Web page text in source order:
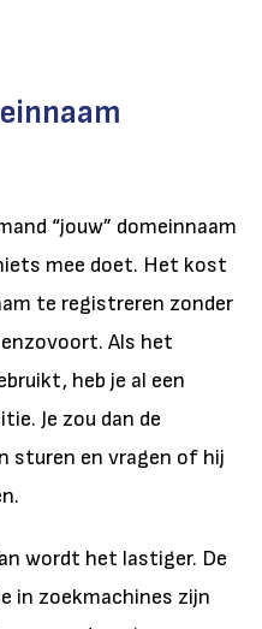
“jouw” domeinnaam
mee doet. Het kost
te registreren zonder
Als het
heb je al een
Je zou dan de
sturen en vragen of hij
wordt het lastiger. De
in zoekmachines zijn